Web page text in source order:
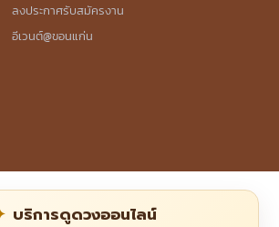
ลงประกาศรับสมัครงาน
อีเวนต์@ขอนแก่น
บริการดูดวงออนไลน์